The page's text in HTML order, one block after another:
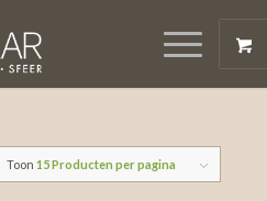
Toon 15 Producten per pagina